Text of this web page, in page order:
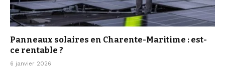
Panneaux solaires en Charente-Maritime : est-
ce rentable ?
6 janvier 2026